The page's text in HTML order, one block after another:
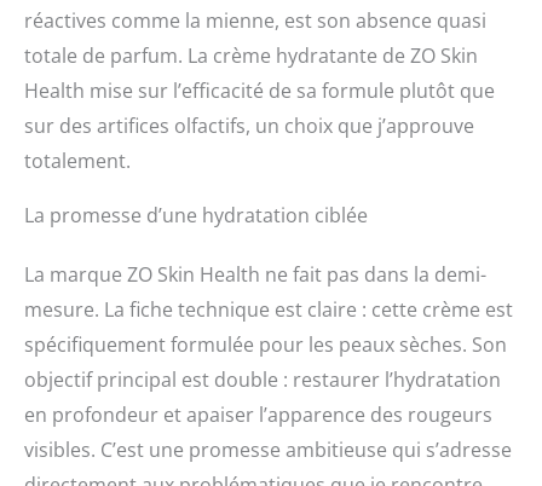
réactives comme la mienne, est son absence quasi
totale de parfum. La crème hydratante de ZO Skin
Health mise sur l’efficacité de sa formule plutôt que
sur des artifices olfactifs, un choix que j’approuve
totalement.
La promesse d’une hydratation ciblée
La marque ZO Skin Health ne fait pas dans la demi-
mesure. La fiche technique est claire : cette crème est
spécifiquement formulée pour les peaux sèches. Son
objectif principal est double : restaurer l’hydratation
en profondeur et apaiser l’apparence des rougeurs
visibles. C’est une promesse ambitieuse qui s’adresse